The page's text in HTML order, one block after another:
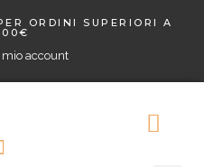
ORDINI SUPERIORI A
mio account